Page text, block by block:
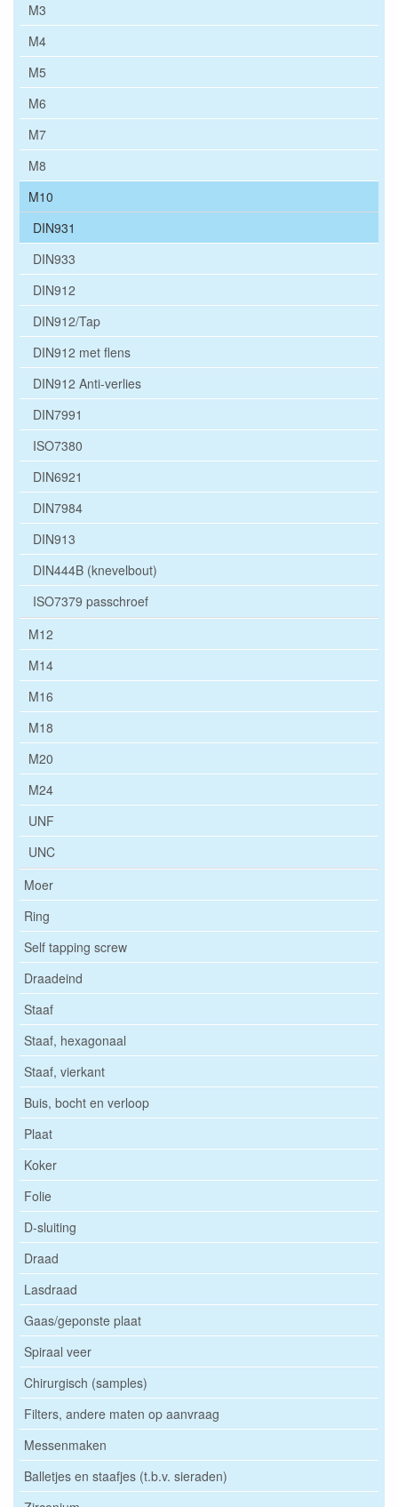
M3
M4
M5
M6
M7
M8
M10
DIN931
DIN933
DIN912
DIN912/Tap
DIN912 met flens
DIN912 Anti-verlies
DIN7991
ISO7380
DIN6921
DIN7984
DIN913
DIN444B (knevelbout)
ISO7379 passchroef
M12
M14
M16
M18
M20
M24
UNF
UNC
Moer
Ring
Self tapping screw
Draadeind
Staaf
Staaf, hexagonaal
Staaf, vierkant
Buis, bocht en verloop
Plaat
Koker
Folie
D-sluiting
Draad
Lasdraad
Gaas/geponste plaat
Spiraal veer
Chirurgisch (samples)
Filters, andere maten op aanvraag
Messenmaken
Balletjes en staafjes (t.b.v. sieraden)